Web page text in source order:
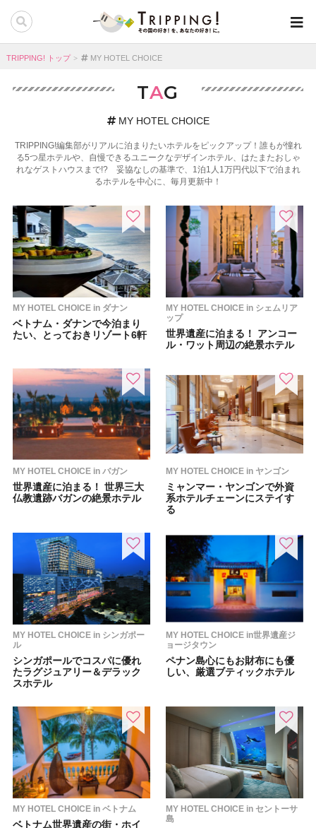
TRIPPING! トップ MY HOTEL CHOICE
TAG
MY HOTEL CHOICE
TRIPPING!編集部がリアルに泊まりたいホテルをピックアップ！誰もが憧れ
る5つ星ホテルや、自慢できるユニークなデザインホテル、はたまたおしゃ
れなゲストハウスまで!? 妥協なしの基準で、1泊1人1万円代以下で泊まれ
るホテルを中心に、毎月更新中！
MY HOTEL CHOICE in ダナン
ベトナム・ダナンで今泊まり
たい、とっておきリゾート6軒
MY HOTEL CHOICE in シェムリア
ップ
世界遺産に泊まる！ アンコー
ル・ワット周辺の絶景ホテル
MY HOTEL CHOICE in バガン
世界遺産に泊まる！ 世界三大
仏教遺跡バガンの絶景ホテル
MY HOTEL CHOICE in ヤンゴン
ミャンマー・ヤンゴンで外資
系ホテルチェーンにステイす
る
MY HOTEL CHOICE in シンガポー
ル
シンガポールでコスパに優れ
たラグジュアリー＆デラック
スホテル
MY HOTEL CHOICE in世界遺産ジ
ョージタウン
ペナン島心にもお財布にも優
しい、厳選ブティックホテル
MY HOTEL CHOICE in ベトナム
ベトナム世界遺産の街・ホイ
MY HOTEL CHOICE in セントーサ
島